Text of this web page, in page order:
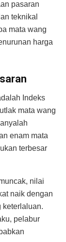
pasaran
teknikal
mata wang
harga
Indeks
mata wang
enam mata
terbesar
nilai
naik dengan
keterlaluan.
pelabur